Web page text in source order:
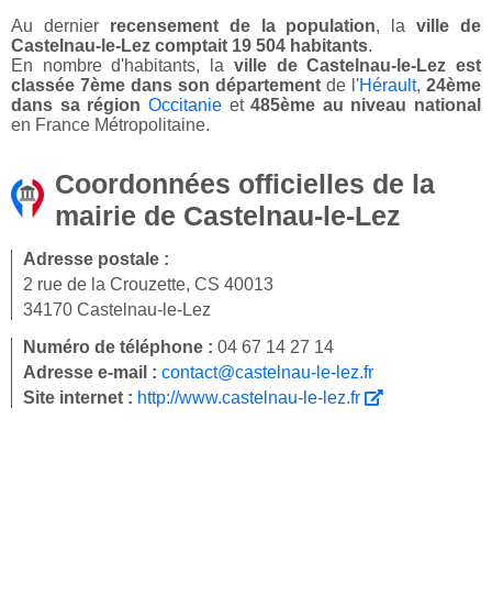
Au dernier recensement de la population, laville de
Castelnau-le-Lez comptait 19 504 habitants.
En nombre d'habitants, la ville de Castelnau-le-Lez est
classée 7ème dans son département de l'Hérault, 24ème
dans sa région Occitanieet485ème au niveau national
en France Métropolitaine.
Coordonnées officielles de la
mairie de Castelnau-le-Lez
Adresse postale :
2 rue de la Crouzette, CS 40013
34170 Castelnau-le-Lez
Numéro de téléphone : 04 67 14 27 14
Adresse e-mail : contact@castelnau-le-lez.fr
Site internet : http://www.castelnau-le-lez.fr